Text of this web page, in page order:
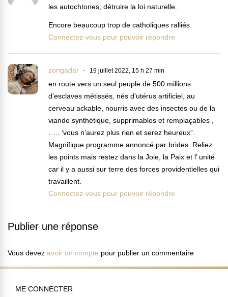
les autochtones, détruire la loi naturelle.
Encore beaucoup trop de catholiques ralliés.
Connectez-vous pour pouvoir répondre
zongadar 19 juillet 2022, 15 h 27 min
en route vers un seul peuple de 500 millions
d’esclaves métissés, nés d’utérus artificiel, au
cerveau ackable, nourris avec des insectes ou de la
viande synthétique, supprimables et remplaçables ,
….. ‘vous n’aurez plus rien et serez heureux”.
Magnifique programme annoncé par brides. Reliez
les points mais restez dans la Joie, la Paix et l’ unité
car il y a aussi sur terre des forces providentielles qui
travaillent.
Connectez-vous pour pouvoir répondre
Publier une réponse
Vous devez avoir un compte pour publier un commentaire
ME CONNECTER